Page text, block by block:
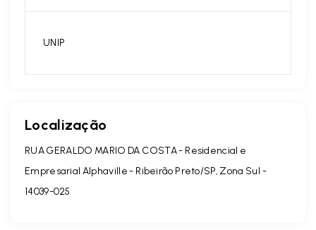
UNIP
Localização
RUA GERALDO MARIO DA COSTA - Residencial e
Empresarial Alphaville - Ribeirão Preto/SP, Zona Sul -
14039-025